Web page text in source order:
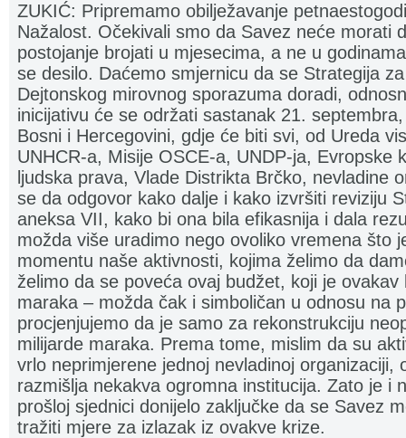
ZUKIĆ: Pripremamo obilježavanje
Nažalost. Očekivali smo da Savez neće morati
postojanje brojati u mjesecima, a ne u
se desilo. Daćemo smjernicu da se Strategija
Dejtonskog mirovnog sporazuma doradi,
inicijativu će se održati sastanak 21.
Bosni i Hercegovini, gdje će biti svi, od Ureda
UNHCR-a, Misije OSCE-a, UNDP-ja, Evropske
ljudska prava, Vlade Distrikta Brčko, nevladine
se da odgovor kako dalje i kako izvršiti reviziju
aneksa VII, kako bi ona bila efikasnija i dala
možda više uradimo nego ovoliko vremena što
momentu naše aktivnosti, kojima želimo da
želimo da se poveća ovaj budžet, koji je
maraka – možda čak i simboličan u odnosu na
procjenjujemo da je samo za rekonstrukciju
milijarde maraka. Prema tome, mislim da su
vrlo neprimjerene jednoj nevladinoj organizaciji,
razmišlja nekakva ogromna institucija. Zato je i
prošloj sjednici donijelo zaključke da se Savez
tražiti mjere za izlazak iz ovakve krize.